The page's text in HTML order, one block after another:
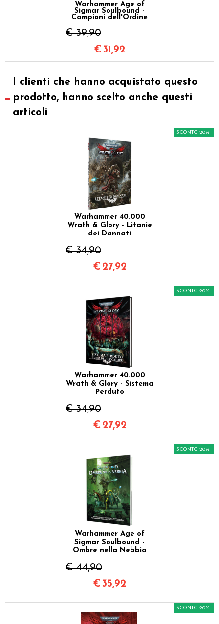
Warhammer Age of
Sigmar Soulbound -
Campioni dell'Ordine
€ 39,90
€31,92
I clienti che hanno acquistato questo
prodotto, hanno scelto anche questi
articoli
Warhammer 40.000
Wrath & Glory - Litanie
dei Dannati
€ 34,90
SCONTO 20%
€ 27,92
Warhammer 40.000
Wrath & Glory - Sistema
Perduto
€ 34,90
SCONTO 20%
€ 27,92
Warhammer Age of
Sigmar Soulbound -
Ombre nella Nebbia
€ 44,90
SCONTO 20%
€35,92
SCONTO 20%